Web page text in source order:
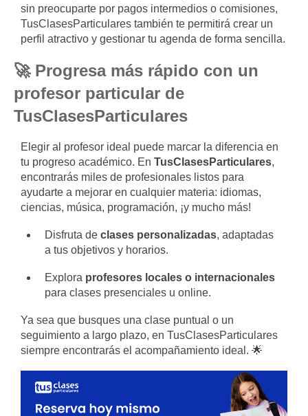
sin preocuparte por pagos intermedios o comisiones,
TusClasesParticulares también te permitirá crear un
perfil atractivo y gestionar tu agenda de forma sencilla.
🚀 Progresa más rápido con un
profesor particular de
TusClasesParticulares
Elegir al profesor ideal puede marcar la diferencia en
tu progreso académico. En TusClasesParticulares,
encontrarás miles de profesionales listos para
ayudarte a mejorar en cualquier materia: idiomas,
ciencias, música, programación, ¡y mucho más!
Disfruta declases personalizadas, adaptadas
a tus objetivos y horarios.
Explora profesores locales o internacionales
para clases presenciales u online.
Ya sea que busques una clase puntual o un
seguimiento a largo plazo, en TusClasesParticulares
siempre encontrarás el acompañamiento ideal. 🌟